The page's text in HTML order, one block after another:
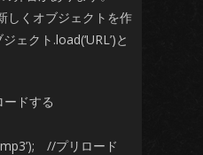
しくオブジェクトを作
ェクト.load(‘URL’)と
ドする
//プリロード